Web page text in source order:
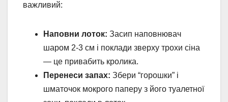
важливий:
Наповни лоток: Засип наповнювач
шаром 2-3 см і поклади зверху трохи сіна
— це привабить кролика.
Перенеси запах: Збери “горошки” і
шматочок мокрого паперу з його туалетної